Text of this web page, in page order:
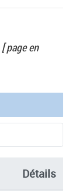
[ page en
Détails